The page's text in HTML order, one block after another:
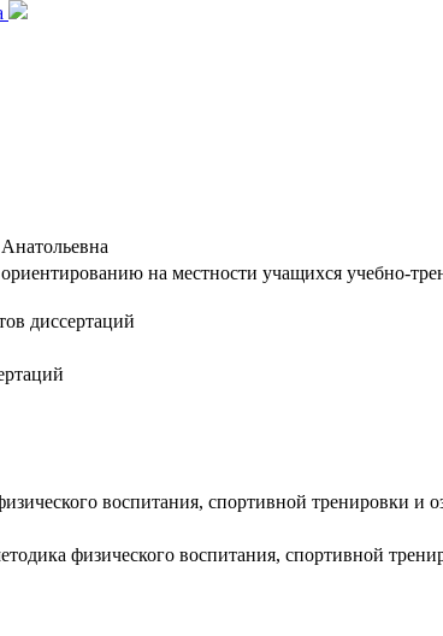
на местности учащихся учебно-
диссертаций
воспитания, спортивной тренировки и
физического воспитания, спортивной